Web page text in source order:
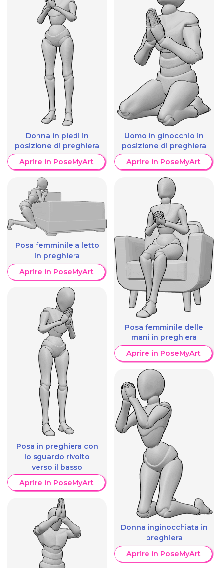
Donna in piedi in
posizione di preghiera
Aprire in PoseMyArt
Posa femminile a letto
in preghiera
Aprire in PoseMyArt
Posa in preghiera con
lo sguardo rivolto
verso il basso
Aprire in PoseMyArt
Uomo in ginocchio in
posizione di preghiera
Aprire in PoseMyArt
Posa femminile delle
mani in preghiera
Aprire in PoseMyArt
Donna inginocchiata in
preghiera
Aprire in PoseMyArt